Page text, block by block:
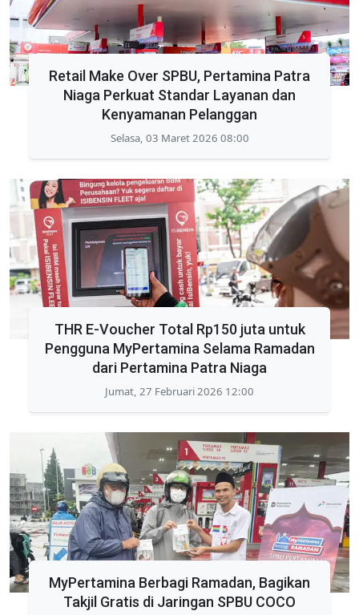
Retail Make Over SPBU, Pertamina Patra
Niaga Perkuat Standar Layanan dan
Kenyamanan Pelanggan
Selasa, 03 Maret 2026 08:00
THR E-Voucher Total Rp150 juta untuk
Pengguna MyPertamina Selama Ramadan
dari Pertamina Patra Niaga
Jumat, 27 Februari 2026 12:00
MyPertamina Berbagi Ramadan, Bagikan
Takjil Gratis di Jaringan SPBU COCO